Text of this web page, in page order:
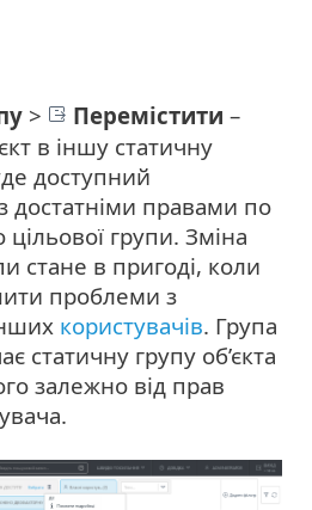
> Перемістити –
в іншу статичну
доступний
достатніми правами по
групи. Зміна
стане в пригоді, коли
проблеми з
користувачів. Група
статичну групу об’єкта
залежно від прав